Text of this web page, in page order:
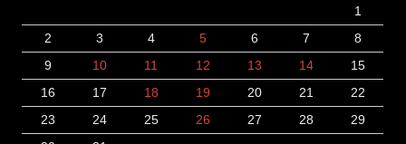
1
2
3 4 5 6 7
8
9
10 11 12 13 14
15
16
17 18 19 20 21
22
23
24 25 26 27 28
29